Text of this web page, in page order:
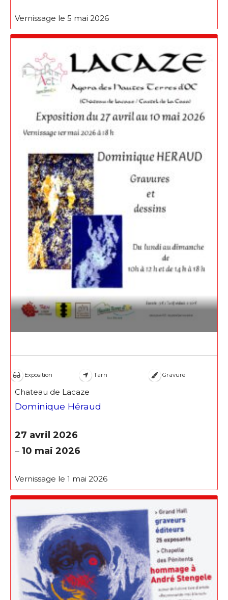
Vernissage le 5 mai 2026
Exposition Tarn Gravure
Chateau de Lacaze
Dominique Héraud
27 avril 2026
– 10 mai 2026
Vernissage le 1 mai 2026